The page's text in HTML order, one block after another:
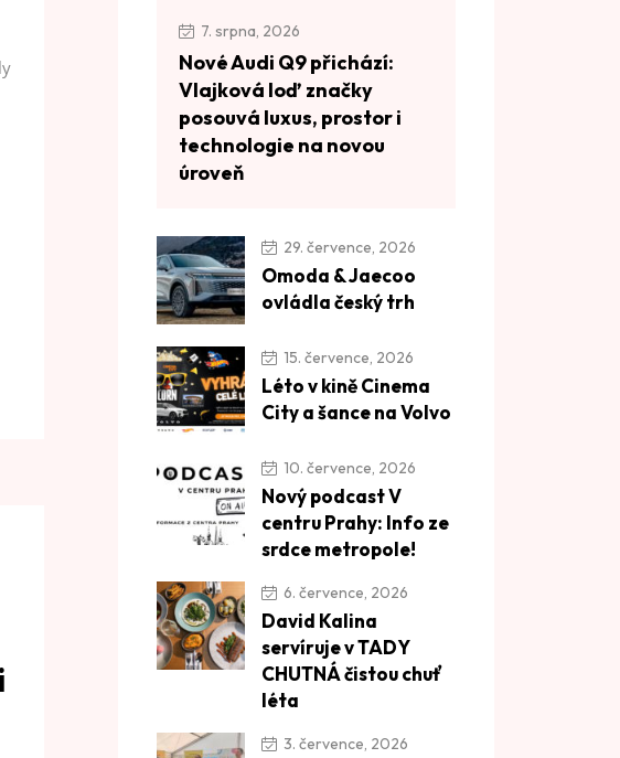
7. srpna, 2026
Nové Audi Q9 přichází:
Vlajková loď značky
posouvá luxus, prostor i
technologie na novou
úroveň
29. července, 2026
Omoda & Jaecoo
ovládla český trh
15. července, 2026
Léto v kině Cinema
City a šance na Volvo
10. července, 2026
Nový podcast V
centru Prahy: Info ze
srdce metropole!
6. července, 2026
David Kalina
servíruje v TADY
CHUTNÁ čistou chuť
léta
3. července, 2026